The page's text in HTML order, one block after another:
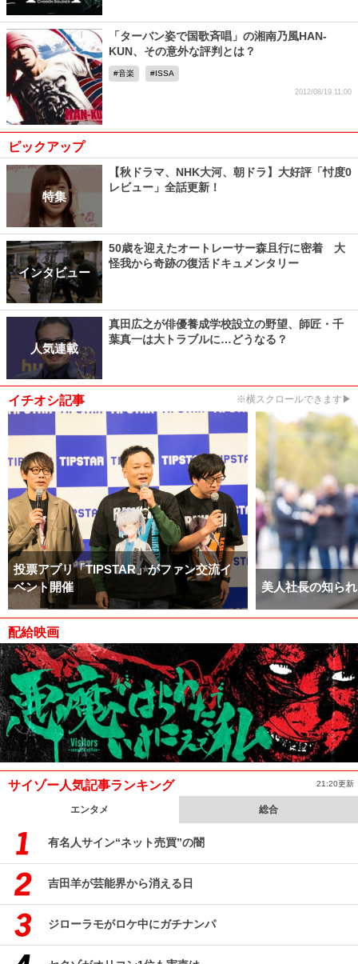
「ターバン姿で国歌斉唱」の湘南乃風HAN-
KUN、その意外な評判とは？
音楽 ISSA
2012/08/19 11:00
ピックアップ
特集
【秋ドラマ、NHK大河、朝ドラ】大好評「忖度0
レビュー」全話更新！
インタビュー
50歳を迎えたオートレーサー森且行に密着 大
怪我から奇跡の復活ドキュメンタリー
人気連載
真田広之が俳優養成学校設立の野望、師匠・千
葉真一は大トラブルに…どうなる？
イチオシ記事 ※横スクロールできます▶
投票アプリ「TIPSTAR」がファン交流イ
ベント開催
美人社長の知ら
配給映画
サイゾー人気記事ランキング 21:20更新
エンタメ 総合
有名人サイン“ネット売買”の闇
吉田羊が芸能界から消える日
ジローラモがロケ中にガチナンパ